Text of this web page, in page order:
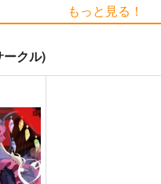
原妹紅
もっと見る！
クル)